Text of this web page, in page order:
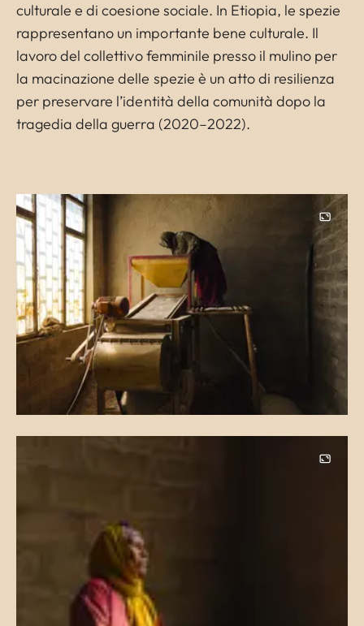
culturale e di coesione sociale. In Etiopia, le spezie
rappresentano un importante bene culturale. Il
lavoro del collettivo femminile presso il mulino per
la macinazione delle spezie è un atto di resilienza
per preservare l’identità della comunità dopo la
tragedia della guerra (2020–2022).